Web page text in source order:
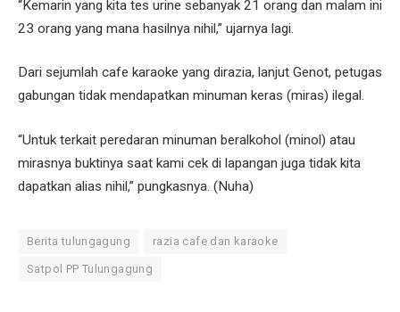
“Kemarin yang kita tes urine sebanyak 21 orang dan malam ini
23 orang yang mana hasilnya nihil,” ujarnya lagi.
Dari sejumlah cafe karaoke yang dirazia, lanjut Genot, petugas
gabungan tidak mendapatkan minuman keras (miras) ilegal.
“Untuk terkait peredaran minuman beralkohol (minol) atau
mirasnya buktinya saat kami cek di lapangan juga tidak kita
dapatkan alias nihil,” pungkasnya. (Nuha)
Berita tulungagung razia cafe dan karaoke
Satpol PP Tulungagung